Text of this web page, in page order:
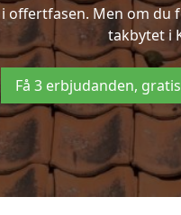
offertfasen. Men om
takbytet i
Få 3 erbjudanden,